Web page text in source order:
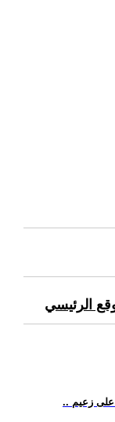
الرئيسي
على زعيم